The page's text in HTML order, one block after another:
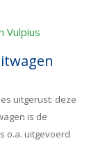
uitgerust: deze
is de
o.a. uitgevoerd